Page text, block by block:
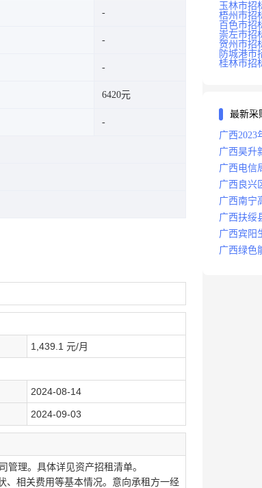
6420元
1,439.1 元/月
2024-08-14
2024-09-03
理。具体详见资产招租清单。
、相关费用等基本情况。意向承租方一经
玉林市招
梧州市招
百色市招
崇左市招
贺州市招
防城港市
桂林市招
最新采
广西2023
广西昊升
标
广西电信
广西良兴
广西南宁
广西扶绥
告
广西宾阳
广西绿色